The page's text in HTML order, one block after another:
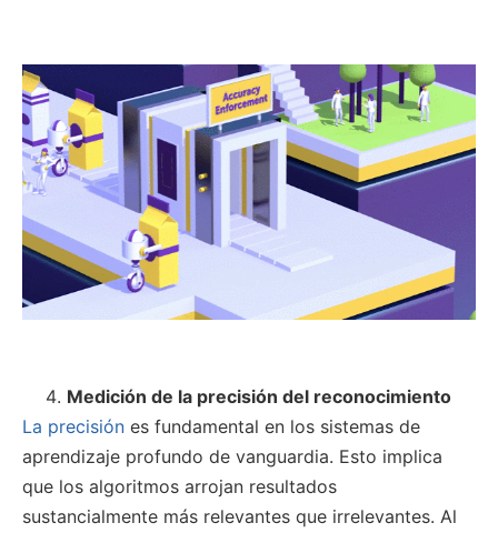
Medición de la precisión del reconocimiento
La precisión es fundamental en los sistemas de
aprendizaje profundo de vanguardia. Esto implica
que los algoritmos arrojan resultados
sustancialmente más relevantes que irrelevantes. Al